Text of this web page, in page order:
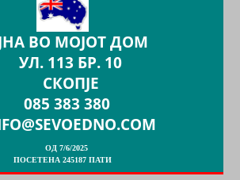
ВО МОЈОТ ДОМ
УЛ. 113 БР. 10
СКОПЈЕ
085 383 380
ОД 7/6/2025
ПОСЕТЕНА 245187 ПАТИ